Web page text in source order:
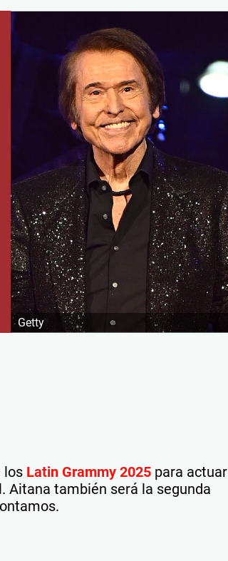
Getty
los Latin Grammy 2025 para actuar
Aitana también será la segunda